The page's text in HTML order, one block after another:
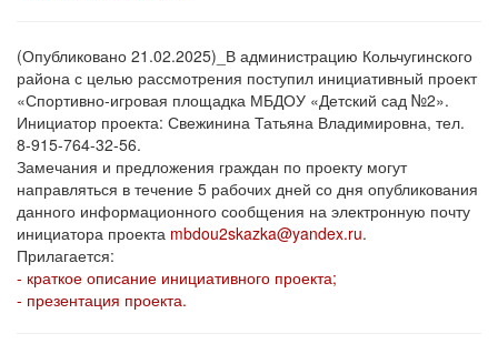
(Опубликовано 21.02.2025)_В администрацию Кольчугинского
района с целью рассмотрения поступил инициативный проект
«Спортивно-игровая площадка МБДОУ «Детский сад №2».
Инициатор проекта: Свежинина Татьяна Владимировна, тел.
8-915-764-32-56.
Замечания и предложения граждан по проекту могут
направляться в течение 5 рабочих дней со дня опубликования
данного информационного сообщения на электронную почту
инициатора проекта mbdou2skazka@yandex.ru.
Прилагается:
- краткое описание инициативного проекта;
- презентация проекта.